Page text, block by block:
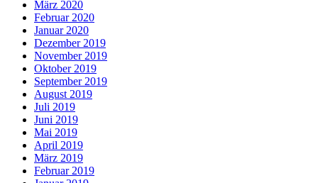
März 2020
Februar 2020
Januar 2020
Dezember 2019
November 2019
Oktober 2019
September 2019
August 2019
Juli 2019
Juni 2019
Mai 2019
April 2019
März 2019
Februar 2019